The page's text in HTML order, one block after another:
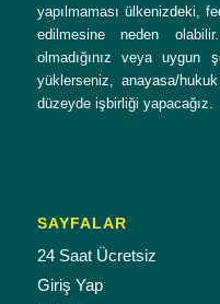
yapılmaması ülkenizdeki,
edilmesine neden
olmadığınız veya uygun
yüklerseniz, anayasa/
düzeyde işbirliği yapacağız.
SAYFALAR
24 Saat Ücretsiz
Giriş Yap